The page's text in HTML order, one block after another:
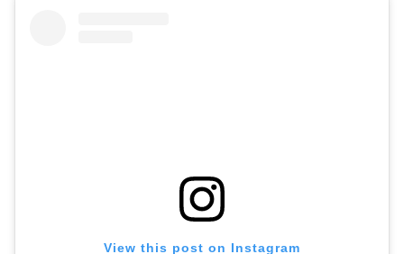
View this post on Instagram